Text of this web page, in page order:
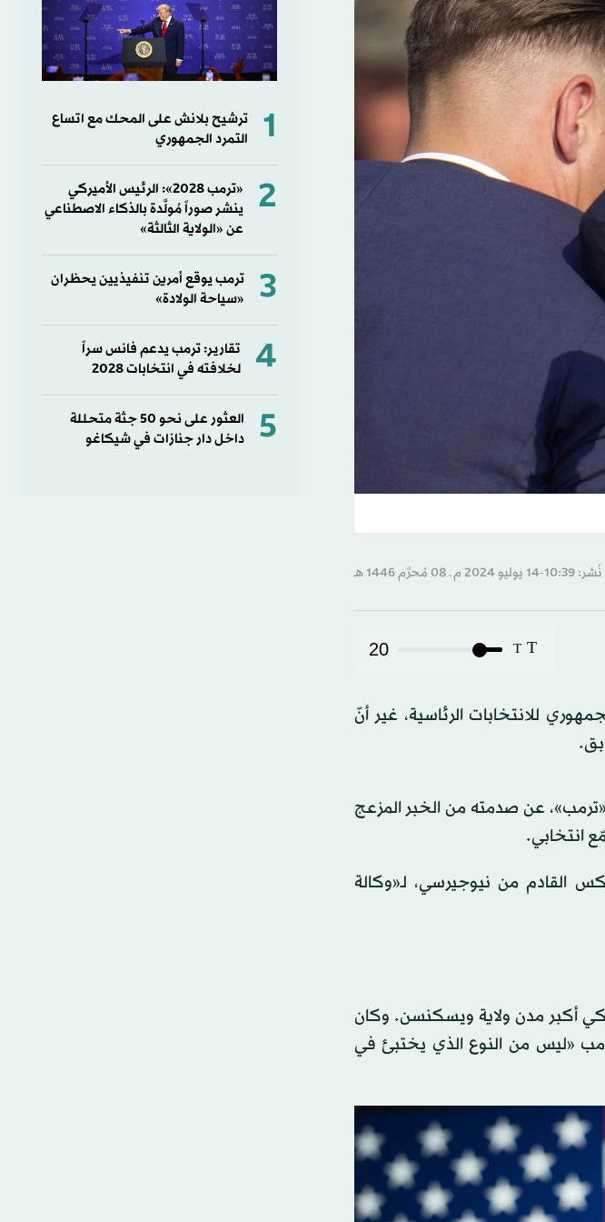
نُشر: 10:39-14 يوليو 2024 م ـ 08 مُحرَّم 1446 هـ
T
T
20
للانتخابات الرئاسية، غير أنّ
عن صدمته من الخبر المزعج
انتخابي.
القادم من نيوجيرسي، لـ«وكالة
أكبر مدن ولاية ويسكنسن. وكان
«ليس من النوع الذي يختبئ في
1
ترشيح بلانش على المحك مع اتساع
التمرد الجمهوري
2
«ترمب 2028»: الرئيس الأميركي
ينشر صوراً مُولَّدة بالذكاء الاصطناعي
عن «الولاية الثالثة»
3
ترمب يوقع أمرين تنفيذيين يحظران
«سياحة الولادة»
4
تقارير: ترمب يدعم فانس سراً
لخلافته في انتخابات 2028
5
العثور على نحو 50 جثة متحللة
داخل دار جنازات في شيكاغو